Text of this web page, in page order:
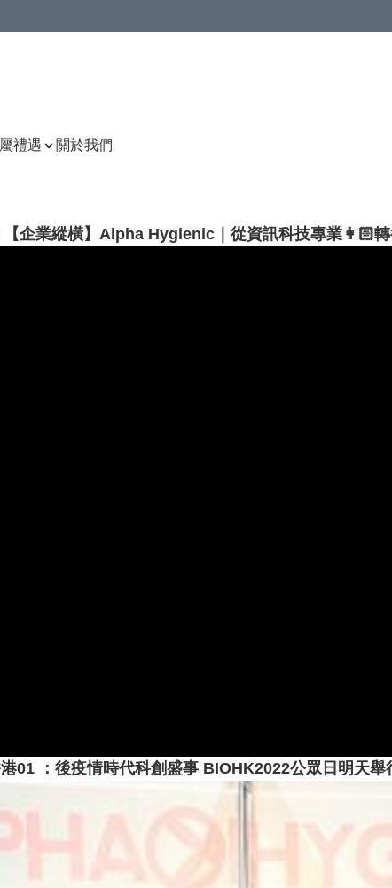
禮遇 關於我們
【企業縱橫】Alpha Hygienic｜從資訊科技專業👩🏻
01 ：後疫情時代科創盛事 BIOHK2022公眾日明天舉